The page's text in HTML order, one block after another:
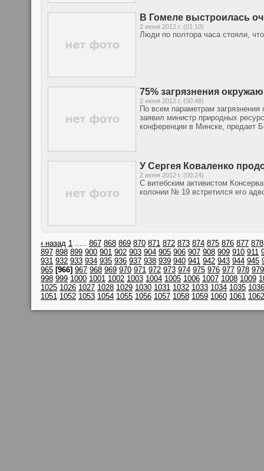
В Гомеле выстроилась
2 июня 2012 г. (01:10)
Люди по полтора часа стояли,
75% загрязнения
2 июня 2012 г. (00:48)
По всем параметрам
заявил министр природных
конференции в Минске, предает
У Сергея Коваленко
2 июня 2012 г. (00:24)
С витебским активистом
колонии № 19 встретился его
‹ назад 1 ..... 867 868 869 870 871 872 873 874 875 876 877 878
897 898 899 900 901 902 903 904 905 906 907 908 909 910 911
931 932 933 934 935 936 937 938 939 940 941 942 943 944 945
965 [966] 967 968 969 970 971 972 973 974 975 976 977 978 979
998 999 1000 1001 1002 1003 1004 1005 1006 1007 1008 1009
1025 1026 1027 1028 1029 1030 1031 1032 1033 1034 1035 1036
1051 1052 1053 1054 1055 1056 1057 1058 1059 1060 1061 1062